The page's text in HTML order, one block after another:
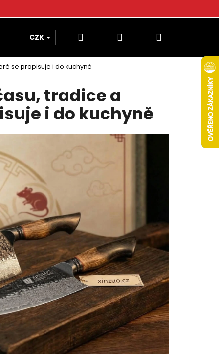
CZK Hledat PřihlášeníNákupní
se propisuje i do kuchyně
tradice a
i do kuchyně